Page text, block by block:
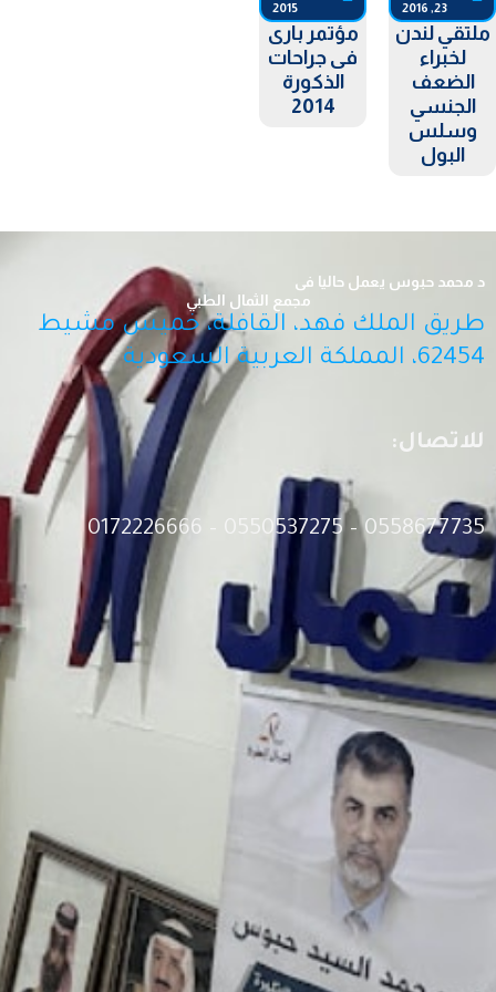
23, 2016
لندن
لخبراء
الضعف
الجنسي
وسلس
البول
2015
مؤتمر بارى
فى جراحات
الذكورة
2014
د محمد حبوس يعمل حاليا فى
مجمع الثمال الطبي
طريق الملك فهد، القافلة، خميس مشيط
62454، المملكة العربية السعودية
للاتصال:
0558677735 – 0550537275 – 0172226666